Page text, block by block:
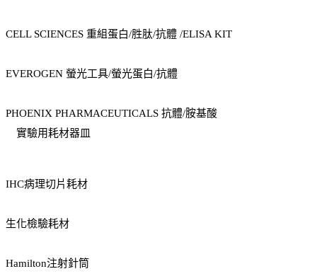
CELL SCIENCES 重組蛋白/胜肽/抗體 /ELISA KIT
EVEROGEN 螢光工具/螢光蛋白/抗體
PHOENIX PHARMACEUTICALS 抗體/胺基酸
實驗用耗材器皿
IHC病理切片耗材
生化檢驗耗材
Hamilton注射針筒